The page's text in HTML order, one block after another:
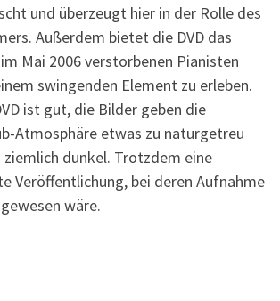
und überzeugt hier in der Rolle des
Außerdem bietet die DVD das
Mai 2006 verstorbenen Pianisten
swingenden Element zu erleben.
ist gut, die Bilder geben die
Atmosphäre etwas zu naturgetreu
ziemlich dunkel. Trotzdem eine
Veröffentlichung, bei deren Aufnahme
wäre.